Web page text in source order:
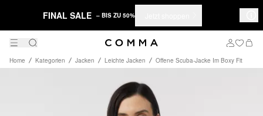
FINAL SALE – BIS ZU 50%
Home Kategorien Jacken Leichte Jacken Offene Scuba-Jacke Im Boxy Fit